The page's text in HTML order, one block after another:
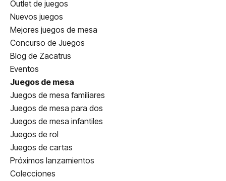
Outlet de juegos
Nuevos juegos
Mejores juegos de mesa
Concurso de Juegos
Blog de Zacatrus
Eventos
Juegos de mesa
Juegos de mesa familiares
Juegos de mesa para dos
Juegos de mesa infantiles
Juegos de rol
Juegos de cartas
Próximos lanzamientos
Colecciones